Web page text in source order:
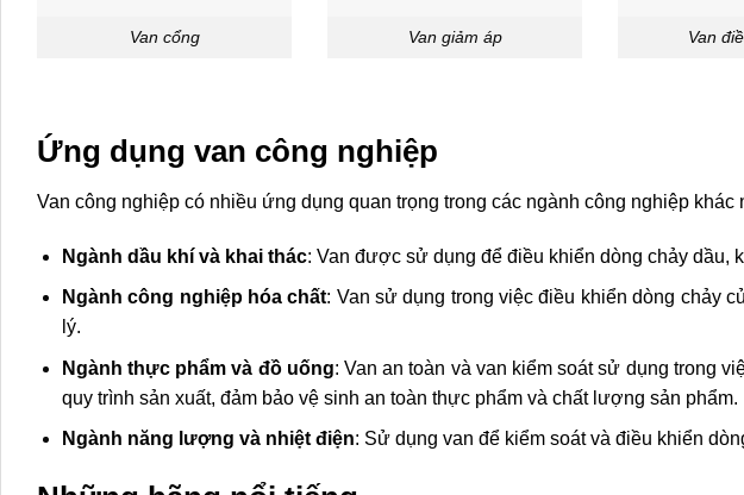
Van cổng Van giảm áp Van
Ứng dụng van công nghiệp
Van công nghiệp có nhiều ứng dụng quan trọng trong các ngành công nghiệp khác
Ngành dầu khí và khai thác: Van được sử dụng để điều khiển dòng chảy dầu,
Ngành công nghiệp hóa chất: Van sử dụng trong việc điều khiển dòng chảy
lý.
Ngành thực phẩm và đồ uống: Van an toàn và van kiểm soát sử dụng trong
quy trình sản xuất, đảm bảo vệ sinh an toàn thực phẩm và chất lượng sản phẩm.
Ngành năng lượng và nhiệt điện: Sử dụng van để kiểm soát và điều khiển